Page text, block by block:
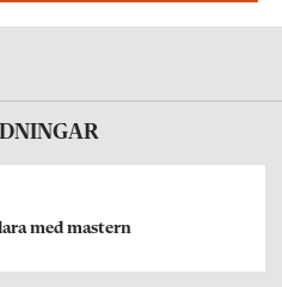
med mastern